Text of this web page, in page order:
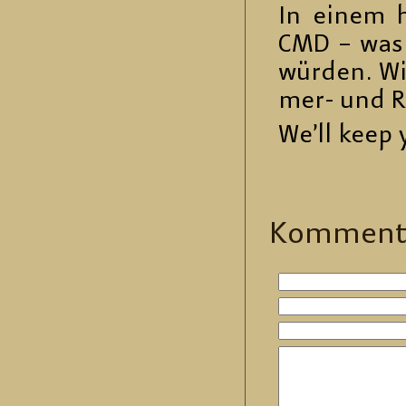
In einem
CMD –
wür­den.
mer- und
We’ll